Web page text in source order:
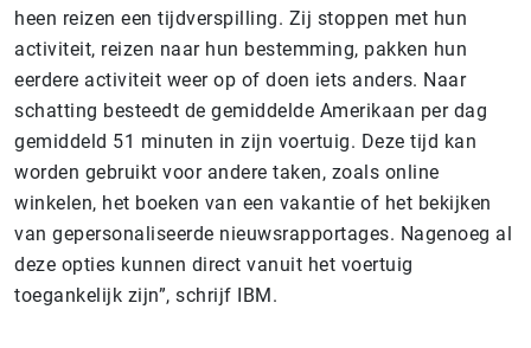
heen reizen een tijdverspilling. Zij stoppen met hun
activiteit, reizen naar hun bestemming, pakken hun
eerdere activiteit weer op of doen iets anders. Naar
schatting besteedt de gemiddelde Amerikaan per dag
gemiddeld 51 minuten in zijn voertuig. Deze tijd kan
worden gebruikt voor andere taken, zoals online
winkelen, het boeken van een vakantie of het bekijken
van gepersonaliseerde nieuwsrapportages. Nagenoeg al
deze opties kunnen direct vanuit het voertuig
toegankelijk zijn”, schrijf IBM.